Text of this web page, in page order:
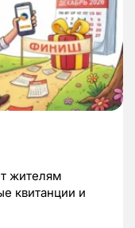
жителям
квитанции и